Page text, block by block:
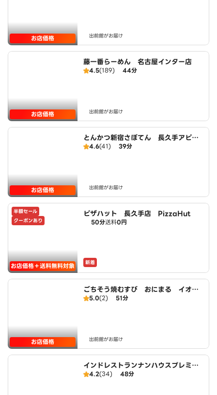
お店価格 出前館がお届け
お店価格
藤一番らーめん 名古屋インター店
4.5(189) 44分
出前館がお届け
お店価格
とんかつ新宿さぼてん 長久手アピタ
店4.6(41) 39分
出前館がお届け
半額セール
クーポンあり
お店価格＋送料無料対象
ピザハット 長久手店 PizzaHut
50分送料0円
新着
お店価格
ごちそう焼むすび おにまる イオン
モール長久手店
5.0(2) 51分
出前館がお届け
インドレストランナンハウスプレミア
ム4.2(34) 48分